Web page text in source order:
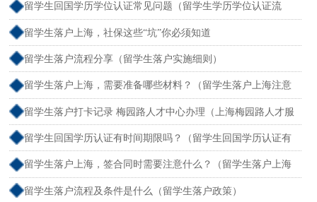
境外留学满一年）
留学生回国学历学位认证常见问题（留学生学历学位认证流
程）
留学生落户上海，社保这些“坑”你必须知道
留学生落户流程分享（留学生落户实施细则）
留学生落户上海，需要准备哪些材料？（留学生落户上海注意
事项）
留学生落户打卡记录 梅园路人才中心办理（上海梅园路人才服
务中心电话）
留学生回国学历认证有时间期限吗？（留学生回国学历认证有
时间限制吗）
留学生落户上海，签合同时需要注意什么？（留学生落户上海
有什么好处）
留学生落户流程及条件是什么（留学生落户政策）